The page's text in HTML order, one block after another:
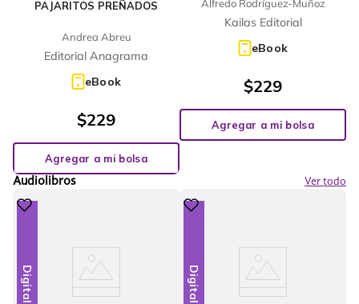
PAJARITOS PREÑADOS
Andrea Abreu
Editorial Anagrama
eBook
$229
Agregar a mi bolsa
Alfredo Rodríguez-Muñoz
Kailas Editorial
eBook
$229
Agregar a mi bolsa
Audiolibros Ver todo
Digital Digital